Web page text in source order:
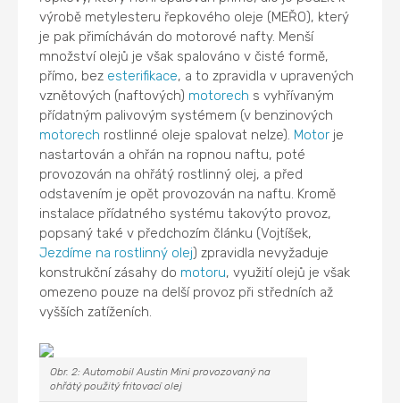
výrobě metylesteru řepkového oleje (MEŘO), který
je pak přimícháván do motorové nafty. Menší
množství olejů je však spalováno v čisté formě,
přímo, bez esterifikace, a to zpravidla v upravených
vznětových (naftových) motorech s vyhřívaným
přídatným palivovým systémem (v benzinových
motorech rostlinné oleje spalovat nelze). Motor je
nastartován a ohřán na ropnou naftu, poté
provozován na ohřátý rostlinný olej, a před
odstavením je opět provozován na naftu. Kromě
instalace přídatného systému takovýto provoz,
popsaný také v předchozím článku (Vojtíšek,
Jezdíme na rostlinný olej) zpravidla nevyžaduje
konstrukční zásahy do motoru, využití olejů je však
omezeno pouze na delší provoz při středních až
vyšších zatíženích.
Obr. 2: Automobil Austin Mini provozovaný na
ohřátý použitý fritovací olej